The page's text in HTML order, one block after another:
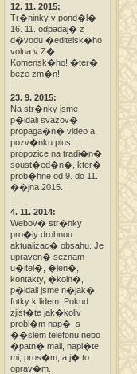
12. 11. 2015:
Tr�ninky v pond�l�
16. 11. odpadaj� z
d�vodu �editelsk�ho
volna v Z�
Komensk�ho! �ter�
beze zm�n!
23. 9. 2015:
Na str�nky jsme
p�idali svazov�
propaga�n� video a
pozv�nku plus
propozice na tradi�n�
soust�ed�n�, kter�
prob�hne od 9. do 11.
��jna 2015.
4. 11. 2014:
Webov� str�nky
pro�ly drobnou
aktualizac� obsahu. Je
upraven� seznam
u�itel�, �len�,
kontakty, �koln�,
p�idali jsme n�jak�
fotky k lidem. Pokud
zjist�te jak�koliv
probl�m nap�. s
��slem telefonu nebo
�patn� mail, napi�te
mi, pros�m, a j� to
oprav�m.